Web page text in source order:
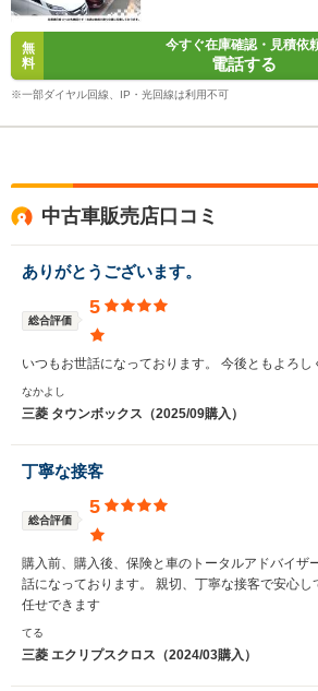
無
料
今すぐ在庫確認・見積依
電話する
※一部ダイヤル回線、IP・光回線は利用不可
中古車販売店口コミ
ありがとうございます。
総合評価
5
いつもお世話になっております。 今後ともよろし
なかよし
三菱 タウンボックス（2025/09購入）
丁寧な接客
総合評価
5
購入前、購入後、保険と車のトータルアドバイザ
話になっております。 親切、丁寧な接客で安心し
任せできます
てる
三菱 エクリプスクロス（2024/03購入）